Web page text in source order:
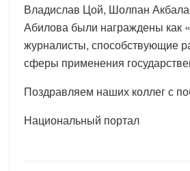
Владислав Цой, Шолпан
Абилова были награждены как
журналисты, способствующие
сферы применения
Поздравляем наших коллег с
Национальный портал